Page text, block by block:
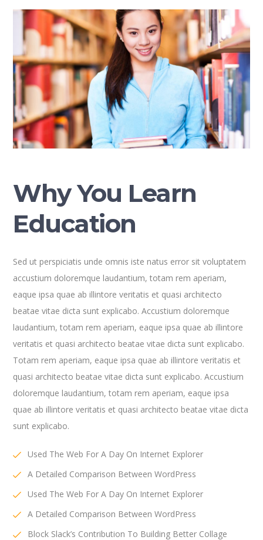
Why You Learn
Education
Sed ut perspiciatis unde omnis iste natus error sit voluptatem
accustium doloremque laudantium, totam rem aperiam,
eaque ipsa quae ab illintore veritatis et quasi architecto
beatae vitae dicta sunt explicabo. Accustium doloremque
laudantium, totam rem aperiam, eaque ipsa quae ab illintore
veritatis et quasi architecto beatae vitae dicta sunt explicabo.
Totam rem aperiam, eaque ipsa quae ab illintore veritatis et
quasi architecto beatae vitae dicta sunt explicabo. Accustium
doloremque laudantium, totam rem aperiam, eaque ipsa
quae ab illintore veritatis et quasi architecto beatae vitae dicta
sunt explicabo.
Used The Web For A Day On Internet Explorer
A Detailed Comparison Between WordPress
Used The Web For A Day On Internet Explorer
A Detailed Comparison Between WordPress
Block Slack’s Contribution To Building Better Collage